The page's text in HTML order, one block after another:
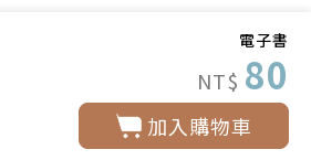
電子書
NT$ 80
加入購物車